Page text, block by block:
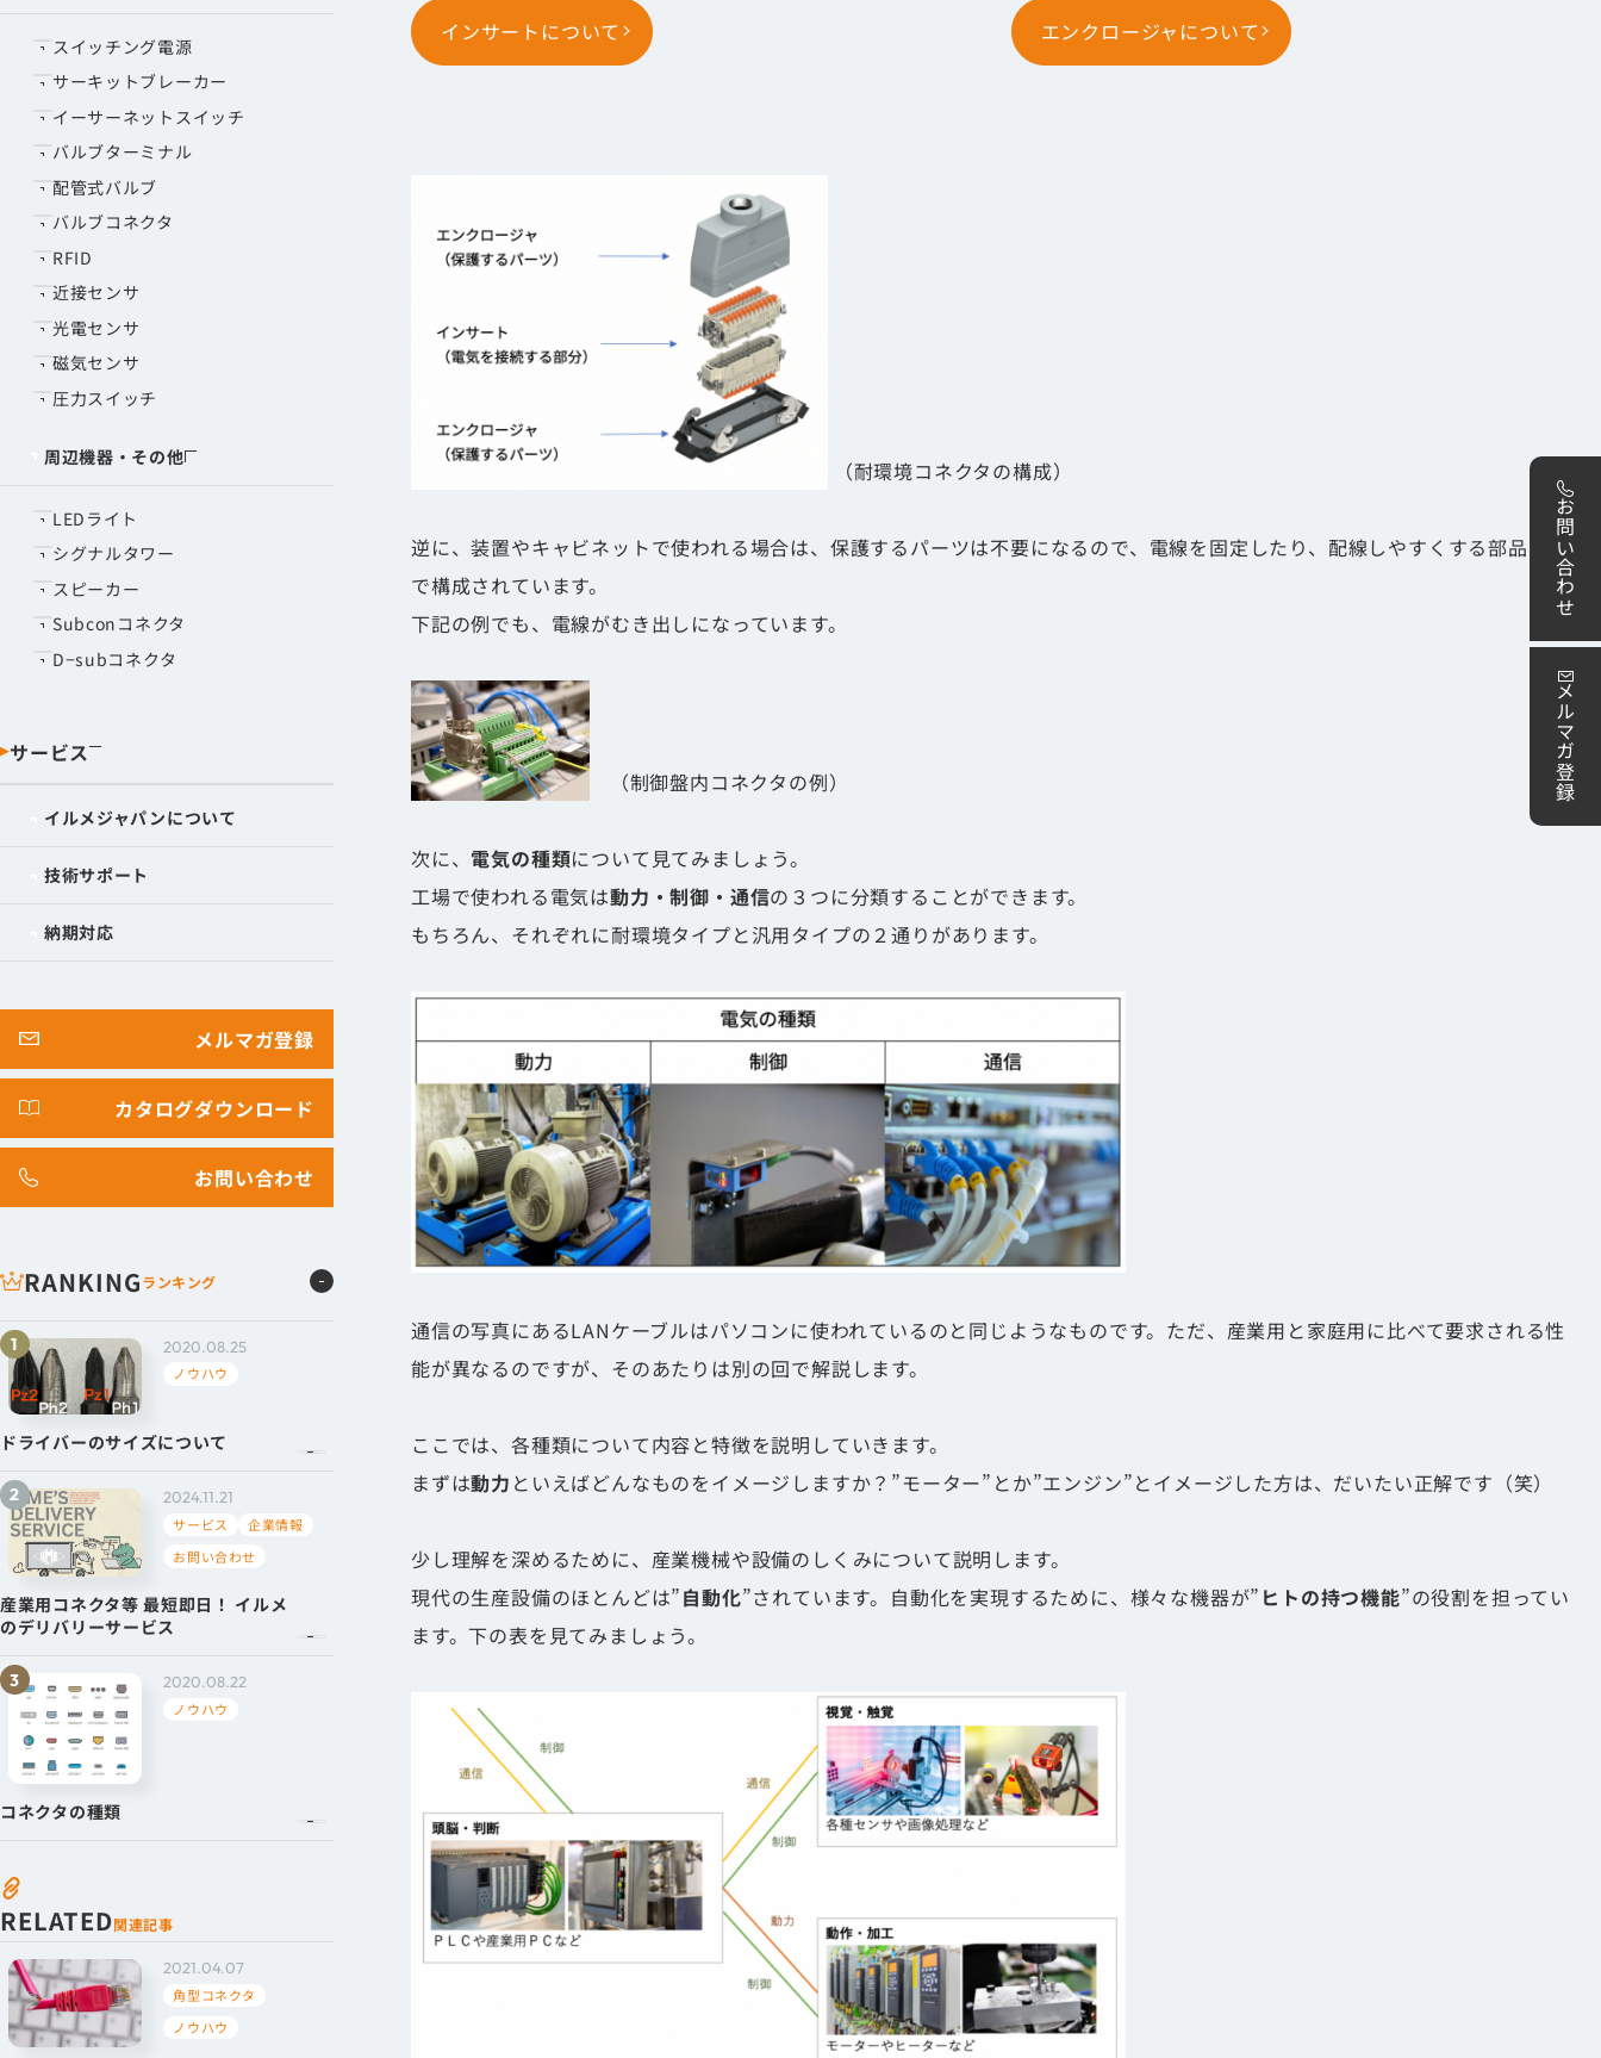
お問い合わせ
メルマガ登録
インサートについて エンクロージャについて
（耐環境コネクタの構成）
逆に、装置やキャビネットで使われる場合は、保護するパーツは不要になるので、電線を固定したり、配線しやすくする部品だけ
で構成されています。
下記の例でも、電線がむき出しになっています。
（制御盤内コネクタの例）
次に、 電気の種類について見てみましょう。
工場で使われる電気は動力・制御・通信の３つに分類することができます。
もちろん、それぞれに耐環境タイプと汎用タイプの２通りがあります。
通信の写真にあるLANケーブルはパソコンに使われているのと同じようなものです。ただ、産業用と家庭用に比べて要求される性
能が異なるのですが、そのあたりは別の回で解説します。
ここでは、各種類について内容と特徴を説明していきます。
まずは動力 といえばどんなものをイメージしますか？”モーター”とか”エンジン”とイメージした方は、だいたい正解です（笑）
少し理解を深めるために、産業機械や設備のしくみについて説明します。
現代の生産設備のほとんどは”自動化”されています。自動化を実現するために、様々な機器が” ヒトの持つ機能”の役割を担ってい
ます。下の表を見てみましょう。
スイッチング電源
サーキットブレーカー
イーサーネットスイッチ
バルブターミナル
配管式バルブ
バルブコネクタ
RFID
近接センサ
光電センサ
磁気センサ
圧力スイッチ
周辺機器・その他
LEDライト
シグナルタワー
スピーカー
Subconコネクタ
D−subコネクタ
サービス
イルメジャパンについて
技術サポート
納期対応
メルマガ登録
カタログダウンロード
お問い合わせ
RANKINGランキング
2020.08.25
ノウハウ
ドライバーのサイズについて
2024.11.21
サービス
企業情報
お問い合わせ
産業用コネクタ等 最短即日！ イルメ
のデリバリーサービス
2020.08.22
ノウハウ
コネクタの種類
RELATED関連記事
2021.04.07
角型コネクタ
ノウハウ